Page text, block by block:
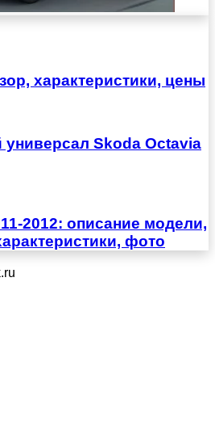
характеристики, цены
Skoda Octavia
2012: описание модели,
фото